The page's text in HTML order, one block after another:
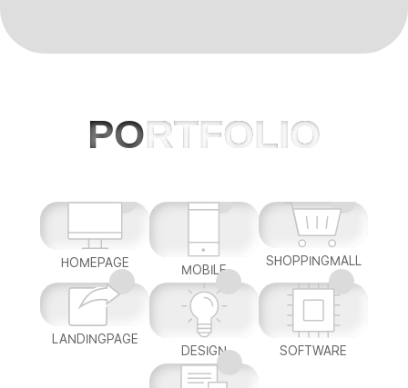
PORTFOLIO
HOMEPAGE MOBILE
SHOPPINGMALL
LANDINGPAGE
DESIGN
SOFTWARE